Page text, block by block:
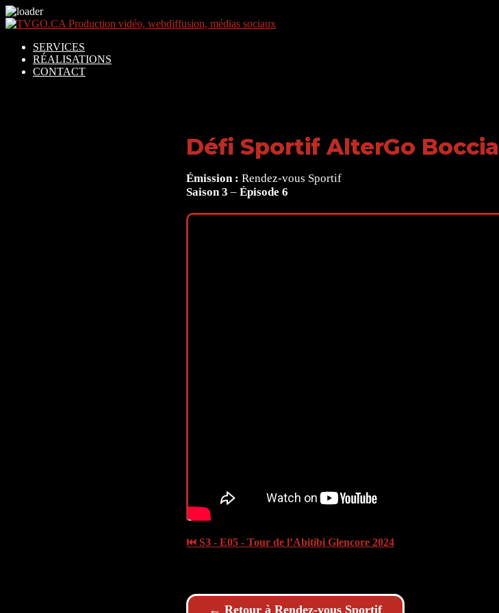
SERVICES
RÉALISATIONS
CONTACT
Défi Sportif AlterGo Boccia
Émission : Rendez-vous Sportif
Saison 3 – Épisode 6
⏮ S3 - E05 - Tour de l’Abitibi Glencore 2024
← Retour à Rendez-vous Sportif